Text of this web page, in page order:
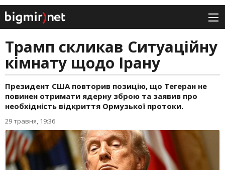
Трамп скликав Ситуаційну
кімнату щодо Ірану
Президент США повторив позицію, що Тегеран не
повинен отримати ядерну зброю та заявив про
необхідність відкриття Ормузької протоки.
29 травня, 19:36